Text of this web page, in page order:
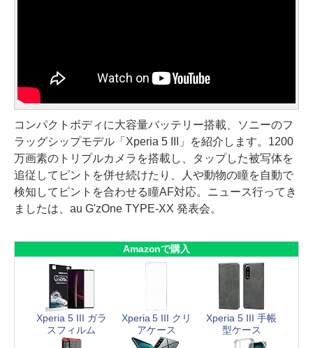
コンパクトボディに大容量バッテリー搭載、ソニーのフ
ラッグシップモデル「Xperia 5 III」を紹介します。1200
万画素のトリプルカメラを搭載し、タップした被写体を
追従してピントを併せ続けたり、人や動物の瞳を自動で
検知してピントを合わせる瞳AF対応。ニュース行ってき
ましたは、au G'zOne TYPE-XX 発表会。
Amazonで購入
Xperia 5 III ガラ
スフィルム
Xperia 5 III クリ
アケース
Xperia 5 III 手帳
型ケース